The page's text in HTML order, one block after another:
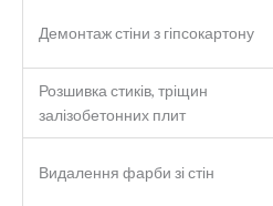
Демонтаж стіни з гіпсокартону
Розшивка стиків, тріщин
залізобетонних плит
Видалення фарби зі стін